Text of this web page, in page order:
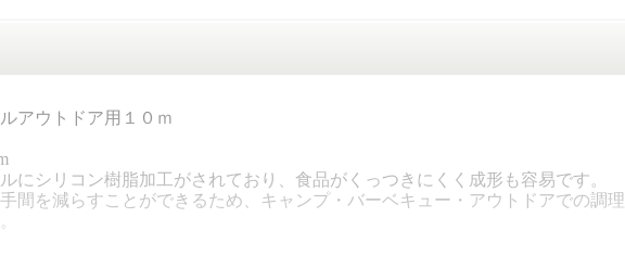
アウトドア用１０ｍ
にシリコン樹脂加工がされており、食品がくっつきにくく成形も容易です。
間を減らすことができるため、キャンプ・バーベキュー・アウトドアでの調理